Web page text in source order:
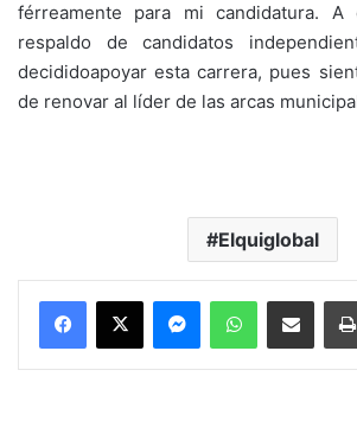
férreamente para mi candidatura.
respaldo de candidatos
decididoapoyar esta carrera, pues
de renovar al líder de las arcas
Elquiglobal